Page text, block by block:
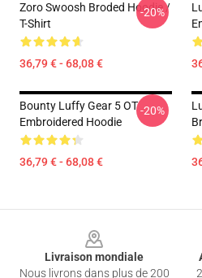
Zoro Swoosh Broded Hoodie /
T-Shirt
36,79 € - 68,08 €
-20%
Bounty Luffy Gear 5 OT
Embroidered Hoodie
36,79 € - 68,08 €
-20%
Livraison mondiale
Nous livrons dans plus de 200